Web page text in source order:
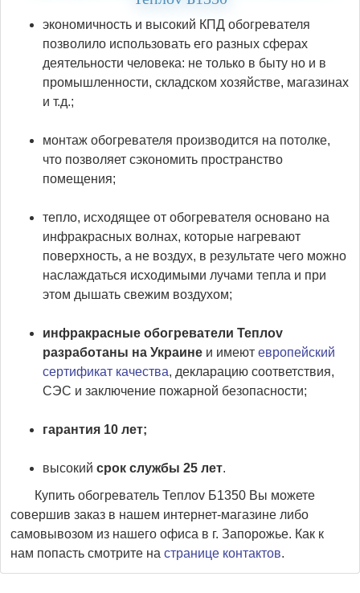
экономичность и высокий КПД обогревателя
позволило использовать его разных сферах
деятельности человека: не только в быту но и в
промышленности, складском хозяйстве, магазинах
и т.д.;
монтаж обогревателя производится на потолке,
что позволяет сэкономить пространство
помещения;
тепло, исходящее от обогревателя основано на
инфракрасных волнах, которые нагревают
поверхность, а не воздух, в результате чего можно
наслаждаться исходимыми лучами тепла и при
этом дышать свежим воздухом;
инфракрасные обогреватели Теплоv
разработаны на Украине и имеют европейский
сертификат качества, декларацию соответствия,
СЭС и заключение пожарной безопасности;
гарантия 10 лет;
высокий срок службы 25 лет.
Купить обогреватель Теплоv Б1350 Вы можете
совершив заказ в нашем интернет-магазине либо
самовывозом из нашего офиса в г. Запорожье. Как к
нам попасть смотрите на странице контактов.